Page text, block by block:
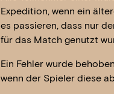
Expedition, wenn ein
es passieren, dass nur
für das Match genutzt
Ein Fehler wurde
wenn der Spieler diese